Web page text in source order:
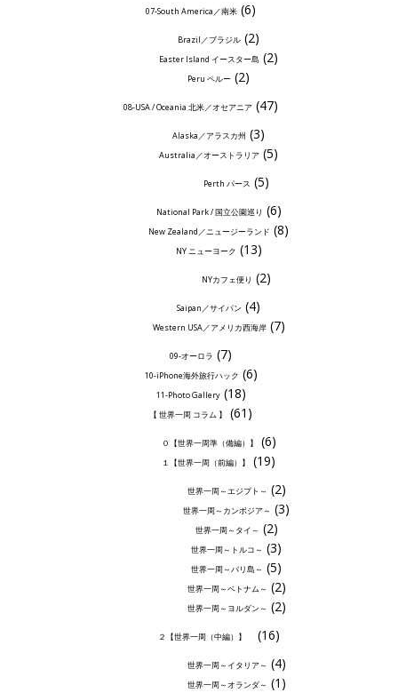
07-South America／南米 (6)
Brazil／ブラジル (2)
Easter Island イースター島 (2)
Peru ペルー (2)
08-USA / Oceania 北米／オセアニア (47)
Alaska／アラスカ州 (3)
Australia／オーストラリア (5)
Perth パース (5)
National Park / 国立公園巡り (6)
New Zealand／ニュージーランド (8)
NY ニューヨーク (13)
NYカフェ便り (2)
Saipan／サイパン (4)
Western USA／アメリカ西海岸(7)
09-オーロラ (7)
10-iPhone海外旅行ハック (6)
11-Photo Gallery(18)
【 世界一周 コラム 】 (61)
０【世界一周準（備編）】 (6)
１【世界一周（前編）】 (19)
世界一周～エジプト～ (2)
世界一周～カンボジア～ (3)
世界一周～タイ～ (2)
世界一周～トルコ～ (3)
世界一周～バリ島～ (5)
世界一周～ベトナム～ (2)
世界一周～ヨルダン～ (2)
２【世界一周（中編）】 (16)
世界一周～イタリア～ (4)
世界一周～オランダ～ (1)